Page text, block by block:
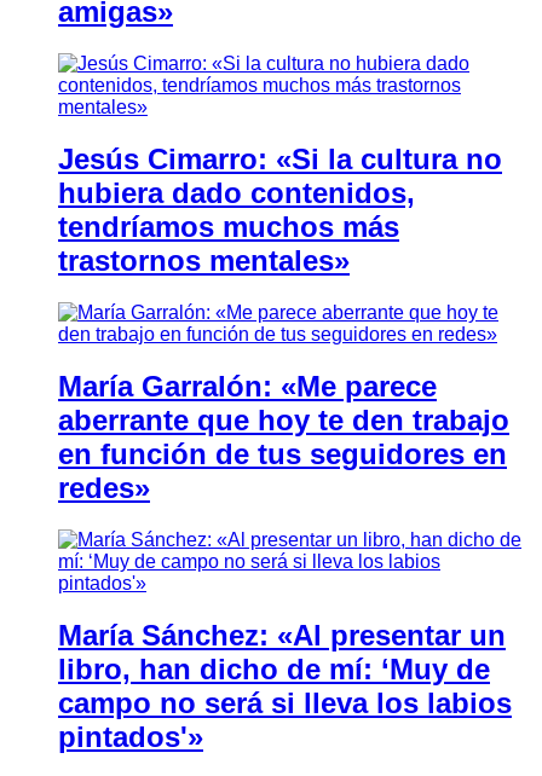
amigas»
Jesús Cimarro: «Si la cultura no
hubiera dado contenidos,
tendríamos muchos más
trastornos mentales»
María Garralón: «Me parece
aberrante que hoy te den trabajo
en función de tus seguidores en
redes»
María Sánchez: «Al presentar un
libro, han dicho de mí: ‘Muy de
campo no será si lleva los labios
pintados'»